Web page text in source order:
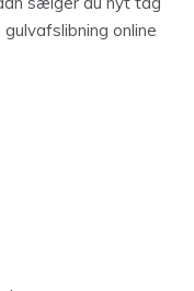
gulvafslibning online